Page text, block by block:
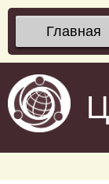
Главная